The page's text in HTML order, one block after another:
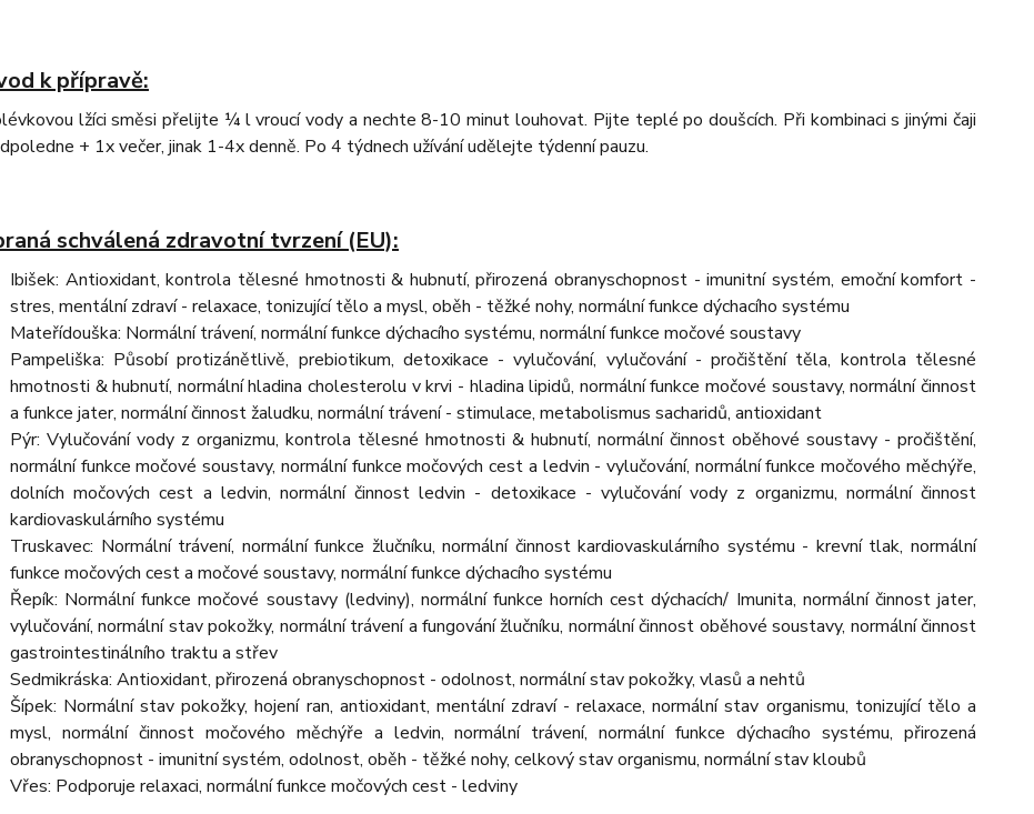
k přípravě:
lžíci směsi přelijte ¼ l vroucí vody a nechte 8-10 minut louhovat. Pijte teplé po doušcích. Při kombinaci s jinými čaji
+ 1x večer, jinak 1-4x denně. Po 4 týdnech užívání udělejte týdenní pauzu.
schválená zdravotní tvrzení (EU):
Ibišek: Antioxidant, kontrola tělesné hmotnosti & hubnutí, přirozená obranyschopnost - imunitní systém, emoční komfort -
stres, mentální zdraví - relaxace, tonizující tělo a mysl, oběh - těžké nohy, normální funkce dýchacího systému
Mateřídouška: Normální trávení, normální funkce dýchacího systému, normální funkce močové soustavy
Pampeliška: Působí protizánětlivě, prebiotikum, detoxikace - vylučování, vylučování - pročištění těla, kontrola tělesné
hmotnosti & hubnutí, normální hladina cholesterolu v krvi - hladina lipidů, normální funkce močové soustavy, normální činnost
a funkce jater, normální činnost žaludku, normální trávení - stimulace, metabolismus sacharidů, antioxidant
Pýr: Vylučování vody z organizmu, kontrola tělesné hmotnosti & hubnutí, normální činnost oběhové soustavy - pročištění,
normální funkce močové soustavy, normální funkce močových cest a ledvin - vylučování, normální funkce močového měchýře,
dolních močových cest a ledvin, normální činnost ledvin - detoxikace - vylučování vody z organizmu, normální činnost
kardiovaskulárního systému
Truskavec: Normální trávení, normální funkce žlučníku, normální činnost kardiovaskulárního systému - krevní tlak, normální
funkce močových cest a močové soustavy, normální funkce dýchacího systému
Řepík: Normální funkce močové soustavy (ledviny), normální funkce horních cest dýchacích/ Imunita, normální činnost jater,
vylučování, normální stav pokožky, normální trávení a fungování žlučníku, normální činnost oběhové soustavy, normální činnost
gastrointestinálního traktu a střev
Sedmikráska: Antioxidant, přirozená obranyschopnost - odolnost, normální stav pokožky, vlasů a nehtů
Šípek: Normální stav pokožky, hojení ran, antioxidant, mentální zdraví - relaxace, normální stav organismu, tonizující tělo a
mysl, normální činnost močového měchýře a ledvin, normální trávení, normální funkce dýchacího systému, přirozená
obranyschopnost - imunitní systém, odolnost, oběh - těžké nohy, celkový stav organismu, normální stav kloubů
Vřes: Podporuje relaxaci, normální funkce močových cest - ledviny